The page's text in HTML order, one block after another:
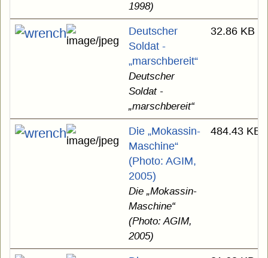
1998)
Deutscher
Soldat -
„marschbereit“
Deutscher
Soldat -
„marschbereit“
32.86 KB
Die „Mokassin-
Maschine“
(Photo: AGIM,
2005)
Die „Mokassin-
Maschine“
(Photo: AGIM,
2005)
484.43 KB